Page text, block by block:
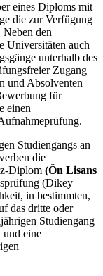
eines Diploms mit
die zur Verfügung
Neben den
Universitäten auch
unterhalb des
Zugang
und Absolventen
für
einen
Studiengangs an
die
Diplom (Ön Lisans
(Dikey
in bestimmten,
das dritte oder
Studiengang
und eine